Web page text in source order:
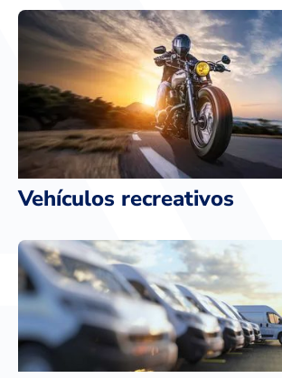
Vehículos recreativos